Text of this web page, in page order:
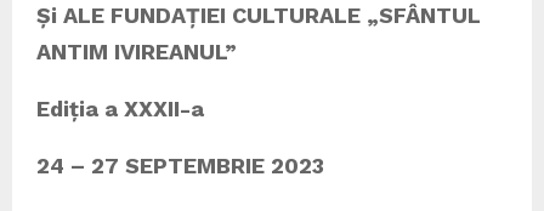
Și ALE FUNDAȚIEI CULTURALE „SFÂNTUL
ANTIM IVIREANUL”
Ediția a XXXII-a
24 – 27 SEPTEMBRIE 2023